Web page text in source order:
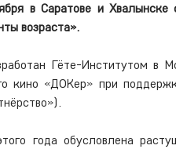
в Саратове и
возраста».
Гёте-Институтом в
кино «ДОКер» при
года обусловлена